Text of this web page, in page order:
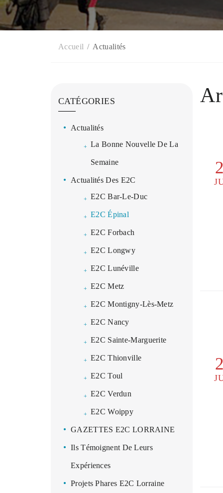
Accueil Actualités
CATÉGORIES
Actualités
La Bonne Nouvelle De La
Semaine
Actualités Des E2C
E2C Bar-Le-Duc
E2C Épinal
E2C Forbach
E2C Longwy
E2C Lunéville
E2C Metz
E2C Montigny-Lès-Metz
E2C Nancy
E2C Sainte-Marguerite
E2C Thionville
E2C Toul
E2C Verdun
E2C Woippy
GAZETTES E2C LORRAINE
Ils Témoignent De Leurs
Expériences
Projets Phares E2C Lorraine